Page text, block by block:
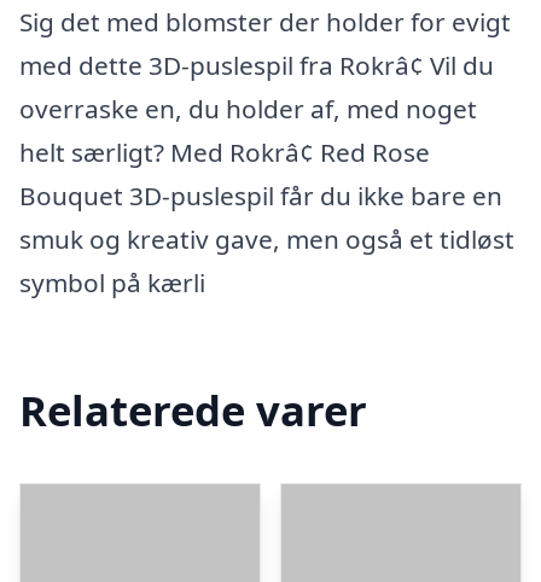
Sig det med blomster der holder for evigt
med dette 3D-puslespil fra Rokrâ¢ Vil du
overraske en, du holder af, med noget
helt særligt? Med Rokrâ¢ Red Rose
Bouquet 3D-puslespil får du ikke bare en
smuk og kreativ gave, men også et tidløst
symbol på kærli
Relaterede varer